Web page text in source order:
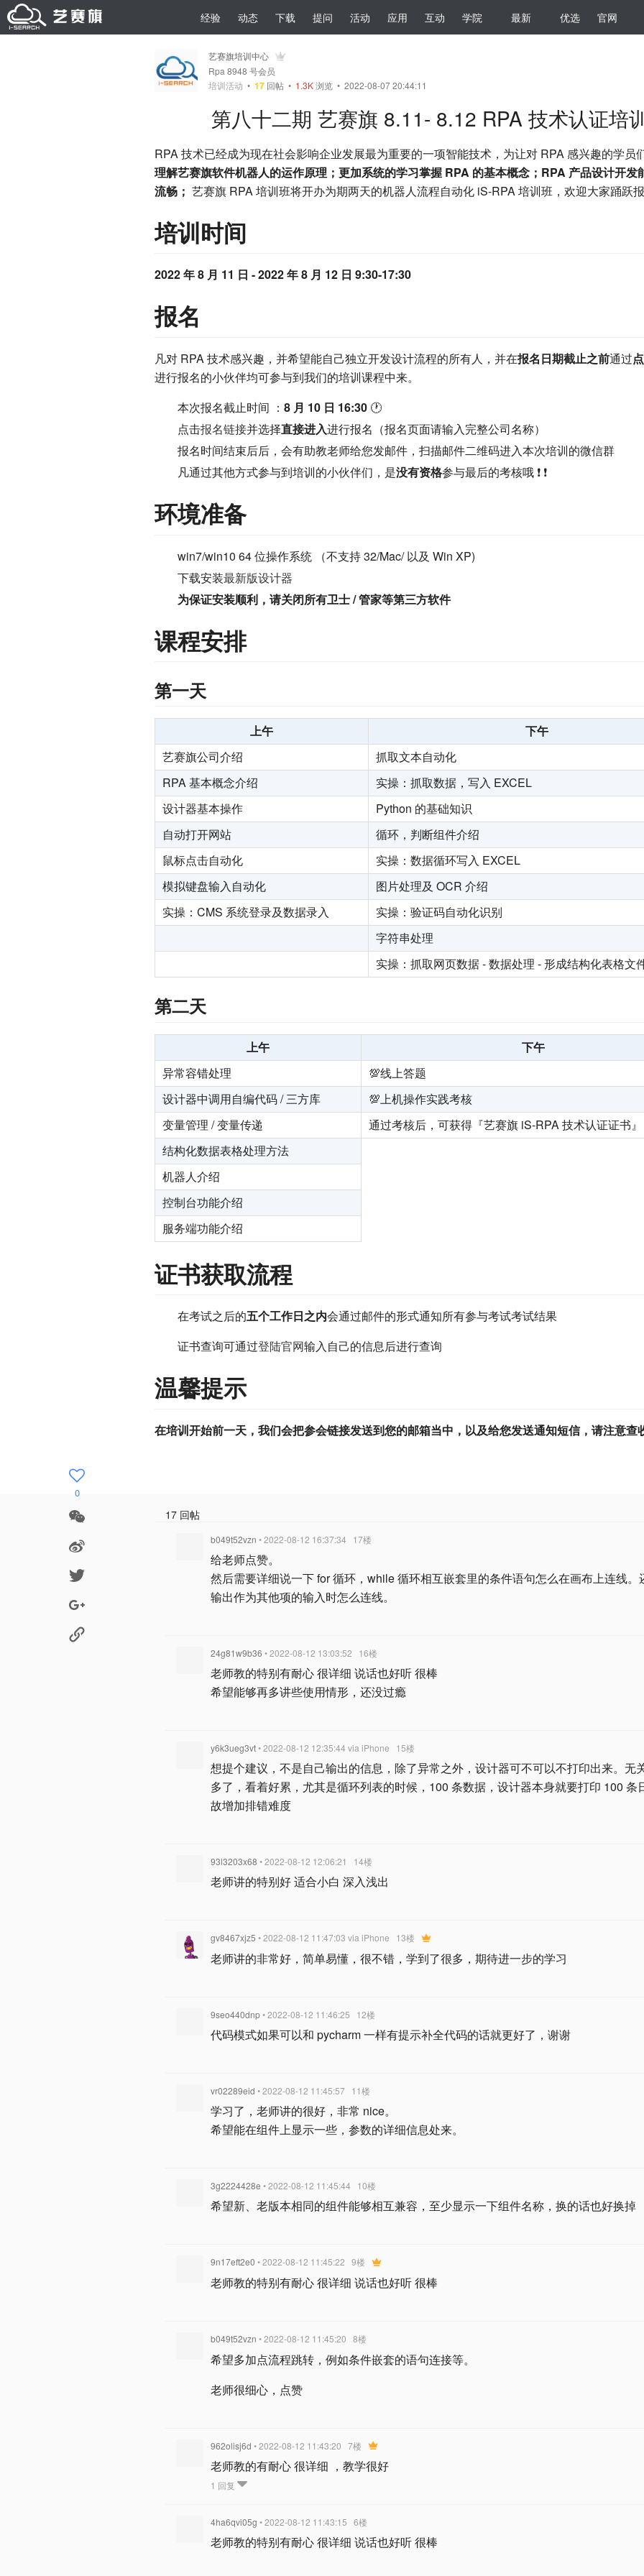
经验 动态 下载 提问 活动 应用 互动 学院 最新 优选 官网
艺赛旗培训中心
Rpa 8948 号会员
培训活动 • 17回帖• 1.3K浏览 • 2022-08-07 20:44:11
第八十二期 艺赛旗 8.11- 8.12 RPA 技术认证培
RPA 技术已经成为现在社会影响企业发展最为重要的一项智能技术，为让对 RPA 感兴趣的学员
理解艺赛旗软件机器人的运作原理；更加系统的学习掌握 RPA 的基本概念；RPA 产品设计开发
流畅； 艺赛旗 RPA 培训班将开办为期两天的机器人流程自动化 iS-RPA 培训班，欢迎大家踊跃
培训时间
2022 年 8 月 11 日 - 2022 年 8 月 12 日 9:30-17:30
报名
凡对 RPA 技术感兴趣，并希望能自己独立开发设计流程的所有人，并在报名日期截止之前通过
进行报名的小伙伴均可参与到我们的培训课程中来。
本次报名截止时间 ： 8 月 10 日 16:30🕐
点击报名链接并选择直接进入进行报名（报名页面请输入完整公司名称）
报名时间结束后后，会有助教老师给您发邮件，扫描邮件二维码进入本次培训的微信群
凡通过其他方式参与到培训的小伙伴们，是没有资格参与最后的考核哦 ❗ ❗
环境准备
win7/win10 64 位操作系统 （不支持 32/Mac/ 以及 Win XP)
下载安装最新版设计器
为保证安装顺利，请关闭所有卫士 / 管家等第三方软件
课程安排
第一天
上午
下午
艺赛旗公司介绍
抓取文本自动化
RPA 基本概念介绍
实操：抓取数据，写入 EXCEL
设计器基本操作
Python 的基础知识
自动打开网站
循环，判断组件介绍
鼠标点击自动化
实操：数据循环写入 EXCEL
模拟键盘输入自动化
图片处理及 OCR 介绍
实操：CMS 系统登录及数据录入
实操：验证码自动化识别
字符串处理
实操：抓取网页数据 - 数据处理 - 形成结构化表格文
第二天
上午
下午
异常容错处理
💯线上答题
设计器中调用自编代码 / 三方库
💯上机操作实践考核
变量管理 / 变量传递
通过考核后，可获得『艺赛旗 iS-RPA 技术认证证书』
结构化数据表格处理方法
机器人介绍
控制台功能介绍
服务端功能介绍
证书获取流程
在考试之后的五个工作日之内会通过邮件的形式通知所有参与考试考试结果
证书查询可通过登陆官网输入自己的信息后进行查询
温馨提示
在培训开始前一天，我们会把参会链接发送到您的邮箱当中，以及给您发送通知短信，请注意查
17 回帖
b049t52vzn • 2022-08-12 16:37:34 17楼
给老师点赞。
然后需要详细说一下 for 循环，while 循环相互嵌套里的条件语句怎么在画布上连线。
输出作为其他项的输入时怎么连线。
24g81w9b36 • 2022-08-12 13:03:52 16楼
老师教的特别有耐心 很详细 说话也好听 很棒
希望能够再多讲些使用情形，还没过瘾
y6k3ueg3vt• 2022-08-12 12:35:44 via iPhone 15楼
想提个建议，不是自己输出的信息，除了异常之外，设计器可不可以不打印出来。无
多了，看着好累，尤其是循环列表的时候，100 条数据，设计器本身就要打印 100 条
故增加排错难度
93l3203x68 • 2022-08-12 12:06:21 14楼
老师讲的特别好 适合小白 深入浅出
gv8467xjz5 • 2022-08-12 11:47:03 via iPhone 13楼
老师讲的非常好，简单易懂，很不错，学到了很多，期待进一步的学习
9seo440dnp• 2022-08-12 11:46:25 12楼
代码模式如果可以和 pycharm 一样有提示补全代码的话就更好了，谢谢
vr02289eid • 2022-08-12 11:45:57 11楼
学习了，老师讲的很好，非常 nice。
希望能在组件上显示一些，参数的详细信息处来。
3g2224428e • 2022-08-12 11:45:44 10楼
希望新、老版本相同的组件能够相互兼容，至少显示一下组件名称，换的话也好换掉
9n17eft2e0 • 2022-08-12 11:45:22 9楼
老师教的特别有耐心 很详细 说话也好听 很棒
b049t52vzn • 2022-08-12 11:45:20 8楼
希望多加点流程跳转，例如条件嵌套的语句连接等。
老师很细心，点赞
962olisj6d • 2022-08-12 11:43:20 7楼
老师教的有耐心 很详细 ，教学很好
1 回复
4ha6qvi05g • 2022-08-12 11:43:15 6楼
老师教的特别有耐心 很详细 说话也好听 很棒
0